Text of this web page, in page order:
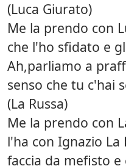
(Luca Giurato)
Me la prendo con
che l'ho sfidato e
Ah,parliamo a
senso che tu c'hai
(La Russa)
Me la prendo con
l'ha con Ignazio La
faccia da mefisto